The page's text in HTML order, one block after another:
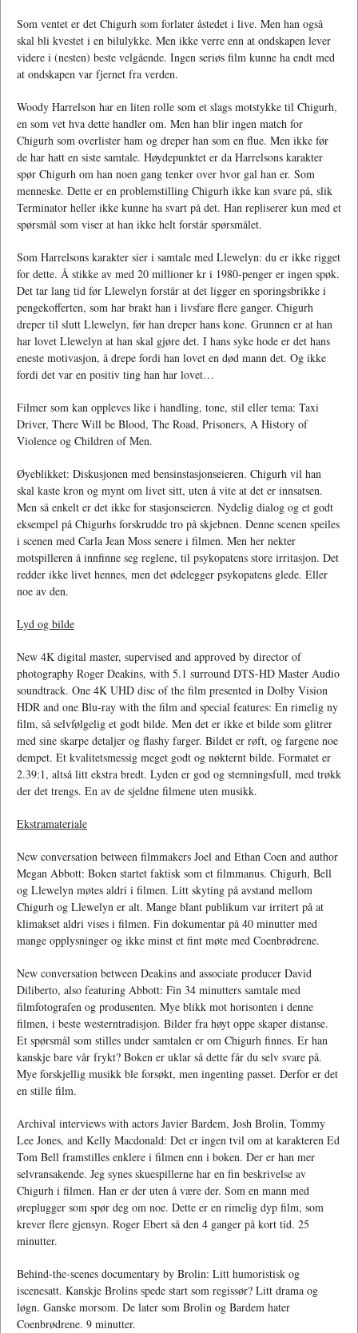
Som ventet er det Chigurh som forlater åstedet i live. Men han også
skal bli kvestet i en bilulykke. Men ikke verre enn at ondskapen lever
videre i (nesten) beste velgående. Ingen seriøs film kunne ha endt med
at ondskapen var fjernet fra verden.
Woody Harrelson har en liten rolle som et slags motstykke til Chigurh,
en som vet hva dette handler om. Men han blir ingen match for
Chigurh som overlister ham og dreper han som en flue. Men ikke før
de har hatt en siste samtale. Høydepunktet er da Harrelsons karakter
spør Chigurh om han noen gang tenker over hvor gal han er. Som
menneske. Dette er en problemstilling Chigurh ikke kan svare på, slik
Terminator heller ikke kunne ha svart på det. Han repliserer kun med et
spørsmål som viser at han ikke helt forstår spørsmålet.
Som Harrelsons karakter sier i samtale med Llewelyn: du er ikke rigget
for dette. Å stikke av med 20 millioner kr i 1980-penger er ingen spøk.
Det tar lang tid før Llewelyn forstår at det ligger en sporingsbrikke i
pengekofferten, som har brakt han i livsfare flere ganger. Chigurh
dreper til slutt Llewelyn, før han dreper hans kone. Grunnen er at han
har lovet Llewelyn at han skal gjøre det. I hans syke hode er det hans
eneste motivasjon, å drepe fordi han lovet en død mann det. Og ikke
fordi det var en positiv ting han har lovet…
Filmer som kan oppleves like i handling, tone, stil eller tema: Taxi
Driver, There Will be Blood, The Road, Prisoners, A History of
Violence og Children of Men.
Øyeblikket: Diskusjonen med bensinstasjonseieren. Chigurh vil han
skal kaste kron og mynt om livet sitt, uten å vite at det er innsatsen.
Men så enkelt er det ikke for stasjonseieren. Nydelig dialog og et godt
eksempel på Chigurhs forskrudde tro på skjebnen. Denne scenen speiles
i scenen med Carla Jean Moss senere i filmen. Men her nekter
motspilleren å innfinne seg reglene, til psykopatens store irritasjon. Det
redder ikke livet hennes, men det ødelegger psykopatens glede. Eller
noe av den.
Lyd og bilde
New 4K digital master, supervised and approved by director of
photography Roger Deakins, with 5.1 surround DTS-HD Master Audio
soundtrack. One 4K UHD disc of the film presented in Dolby Vision
HDR and one Blu-ray with the film and special features: En rimelig ny
film, så selvfølgelig et godt bilde. Men det er ikke et bilde som glitrer
med sine skarpe detaljer og flashy farger. Bildet er røft, og fargene noe
dempet. Et kvalitetsmessig meget godt og nøkternt bilde. Formatet er
2.39:1, altså litt ekstra bredt. Lyden er god og stemningsfull, med trøkk
der det trengs. En av de sjeldne filmene uten musikk.
Ekstramateriale
New conversation between filmmakers Joel and Ethan Coen and author
Megan Abbott: Boken startet faktisk som et filmmanus. Chigurh, Bell
og Llewelyn møtes aldri i filmen. Litt skyting på avstand mellom
Chigurh og Llewelyn er alt. Mange blant publikum var irritert på at
klimakset aldri vises i filmen. Fin dokumentar på 40 minutter med
mange opplysninger og ikke minst et fint møte med Coenbrødrene.
New conversation between Deakins and associate producer David
Diliberto, also featuring Abbott: Fin 34 minutters samtale med
filmfotografen og produsenten. Mye blikk mot horisonten i denne
filmen, i beste westerntradisjon. Bilder fra høyt oppe skaper distanse.
Et spørsmål som stilles under samtalen er om Chigurh finnes. Er han
kanskje bare vår frykt? Boken er uklar så dette får du selv svare på.
Mye forskjellig musikk ble forsøkt, men ingenting passet. Derfor er det
en stille film.
Archival interviews with actors Javier Bardem, Josh Brolin, Tommy
Lee Jones, and Kelly Macdonald: Det er ingen tvil om at karakteren Ed
Tom Bell framstilles enklere i filmen enn i boken. Der er han mer
selvransakende. Jeg synes skuespillerne har en fin beskrivelse av
Chigurh i filmen. Han er der uten å være der. Som en mann med
øreplugger som spør deg om noe. Dette er en rimelig dyp film, som
krever flere gjensyn. Roger Ebert så den 4 ganger på kort tid. 25
minutter.
Behind-the-scenes documentary by Brolin: Litt humoristisk og
iscenesatt. Kanskje Brolins spede start som regissør? Litt drama og
løgn. Ganske morsom. De later som Brolin og Bardem hater
Coenbrødrene. 9 minutter.